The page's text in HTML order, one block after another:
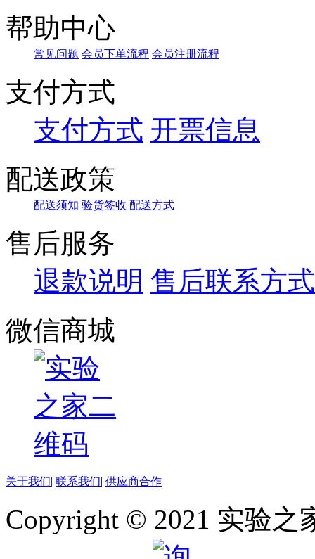
价格
品牌
帮助中心
常见问题 会员下单流程 会员注册流程
支付方式
支付方式 开票信息
配送政策
配送须知 验货签收 配送方式
售后服务
退款说明 售后联系方式
微信商城
关于我们| 联系我们| 供应商合作
Copyright © 2021 实验之